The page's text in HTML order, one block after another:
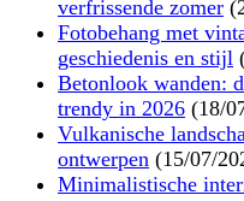
verfrissende zomer
Fotobehang met
geschiedenis en stijl
Betonlook wanden:
trendy in 2026 (18/
Vulkanische
ontwerpen (15/07/
Minimalistische